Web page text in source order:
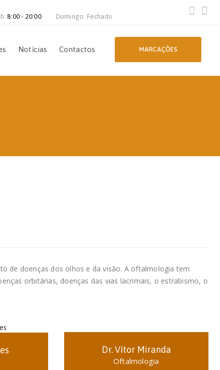
8:00 - 20:00 Domingo: Fechado
Notícias Contactos MARCAÇÕES
de doenças dos olhos e da visão. A oftalmologia tem
orbitárias, doenças das vias lacrimais, o estrabismo, o
Dr. Vítor Miranda
Oftalmologia